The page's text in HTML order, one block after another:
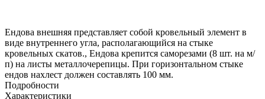
Ендова внешняя представляет собой кровельный элемент в
виде внутреннего угла, располагающийся на стыке
кровельных скатов., Ендова крепится саморезами (8 шт. на м/
п) на листы металлочерепицы. При горизонтальном стыке
ендов нахлест должен составлять 100 мм.
Подробности
Характеристики